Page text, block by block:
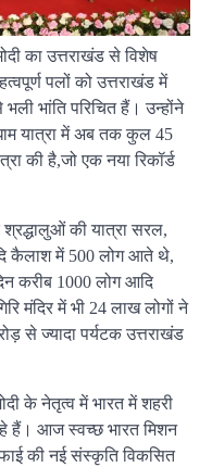
का उत्तराखंड से विशेष
पलों को उत्तराखंड में
भांति परिचित हैं। उन्होंने
यात्रा में अब तक कुल 45
की है,जो एक नया रिकॉर्ड
श्रद्धालुओं की यात्रा सरल,
कैलाश में 500 लोग आते थे,
करीब 1000 लोग आदि
मंदिर में भी 24 लाख लोगों ने
से ज्यादा पर्यटक उत्तराखंड
के नेतृत्व में भारत में शहरी
हैं। आज स्वच्छ भारत मिशन
की नई संस्कृति विकसित